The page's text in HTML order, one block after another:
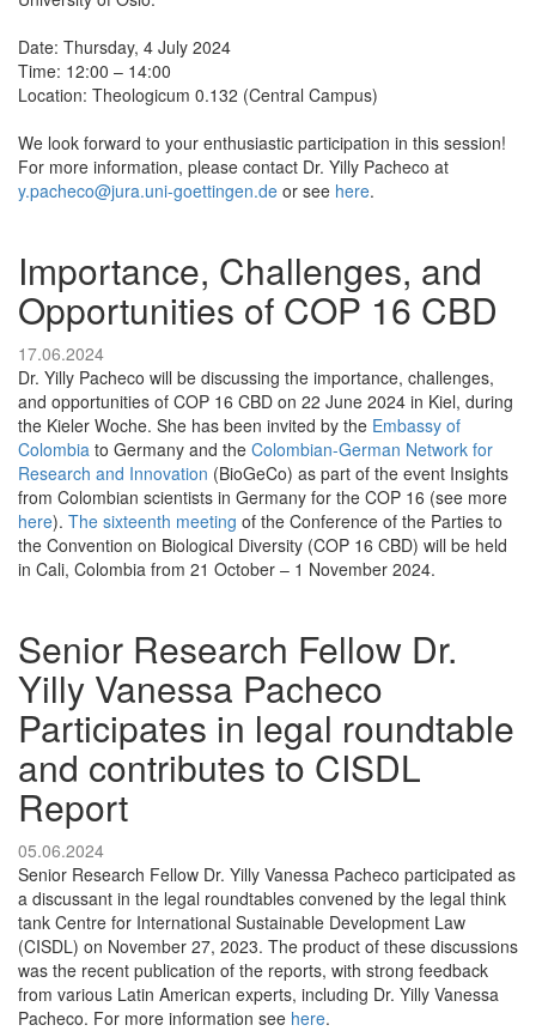
Date: Thursday, 4 July 2024
Time: 12:00 – 14:00
Location: Theologicum 0.132 (Central Campus)
We look forward to your enthusiastic participation in this session!
For more information, please contact Dr. Yilly Pacheco at
y.pacheco@jura.uni-goettingen.de or see here.
Importance, Challenges, and
Opportunities of COP 16 CBD
17.06.2024
Dr. Yilly Pacheco will be discussing the importance, challenges,
and opportunities of COP 16 CBD on 22 June 2024 in Kiel, during
the Kieler Woche. She has been invited by the Embassy of
Colombia to Germany and the Colombian-German Network for
Research and Innovation (BioGeCo) as part of the event Insights
from Colombian scientists in Germany for the COP 16 (see more
here). The sixteenth meeting of the Conference of the Parties to
the Convention on Biological Diversity (COP 16 CBD) will be held
in Cali, Colombia from 21 October – 1 November 2024.
Senior Research Fellow Dr.
Yilly Vanessa Pacheco
Participates in legal roundtable
and contributes to CISDL
Report
05.06.2024
Senior Research Fellow Dr. Yilly Vanessa Pacheco participated as
a discussant in the legal roundtables convened by the legal think
tank Centre for International Sustainable Development Law
(CISDL) on November 27, 2023. The product of these discussions
was the recent publication of the reports, with strong feedback
from various Latin American experts, including Dr. Yilly Vanessa
Pacheco. For more information see here.